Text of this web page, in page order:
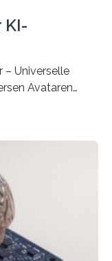
– Universelle
Avataren
Euro. Dabei
gemeinsam mit
gestützte
für realistische
und
Avatare zu
ganzheitliche
Gestik